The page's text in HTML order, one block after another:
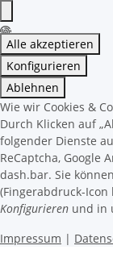
Alle akzeptieren
Konfigurieren
Ablehnen
Wie wir Cookies &
Durch Klicken auf
folgender Dienste
ReCaptcha, Google
dash.bar. Sie
(Fingerabdruck-
Konfigurieren und in
Impressum |